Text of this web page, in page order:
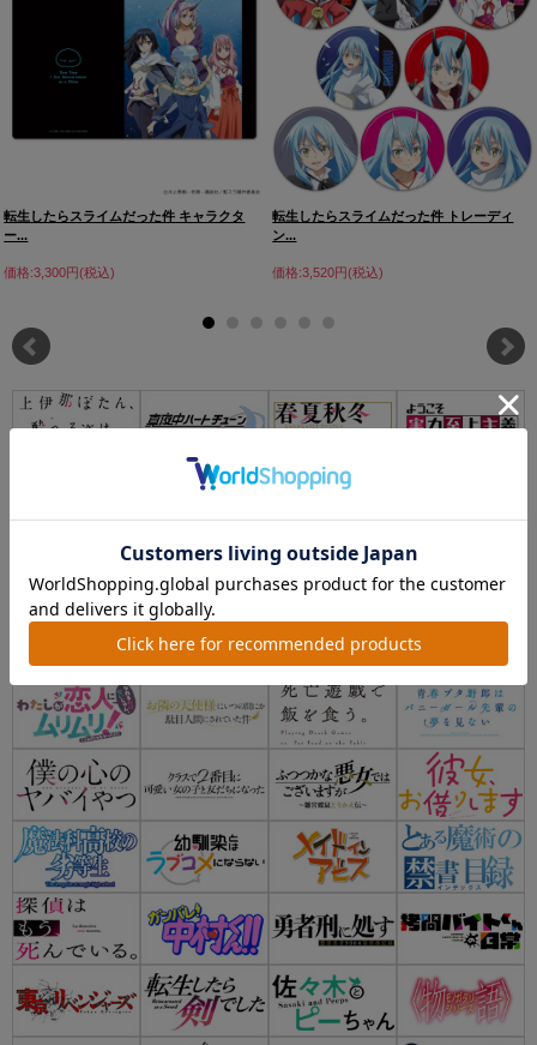
転生したらスライムだった件 キャラクタ
ー...
価格:3,300円(税込)
転生したらスライムだった件 トレーディ
ン...
価格:3,520円(税込)